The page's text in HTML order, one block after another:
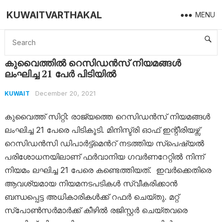
KUWAITVARTHAKAL MENU
Home Kuwait കുവൈത്തില്‍ റെസിഡന്‍സ് നിയമങ്ങള്‍ ലംഘിച്ച 21 പേര്‍ പിടിയില്‍
കുവൈത്തില്‍ റെസിഡന്‍സ് നിയമങ്ങള്‍
ലംഘിച്ച 21 പേര്‍ പിടിയില്‍
KUWAIT December 20, 2021
കുവൈത്ത് സിറ്റി: രാജ്യത്തെ റെസിഡന്‍സ് നിയമങ്ങള്‍
ലംഘിച്ച 21 പേരെ പിടികൂടി. മിനിസ്ട്രി ഓഫ് ഇന്റീരിയഴ്സ്
റെസിഡന്‍സി ഡിപാര്‍ട്ട്മെന്‍റ് നടത്തിയ സ്പെഷ്യല്‍
പരിശോധനയിലാണ് ഫര്‍വാനിയ ഗവര്‍ണറേറ്റില്‍ നിന്ന്
നിയമം ലഘിച്ച 21 പേരെ കണ്ടെത്തിയത്. ഇവര്‍ക്കെതിരെ
ആവശ്യമായ നിയമനടപടികൾ സ്വീകരിക്കാൻ
ബന്ധപ്പെട്ട അധികാരികൾക്ക് റഫർ ചെയ്തു. മറ്റ്
സ്പോണ്‍സര്‍മാര്‍ക്ക് കീഴില്‍ രജിസ്റ്റര്‍ ചെയ്തവരെ